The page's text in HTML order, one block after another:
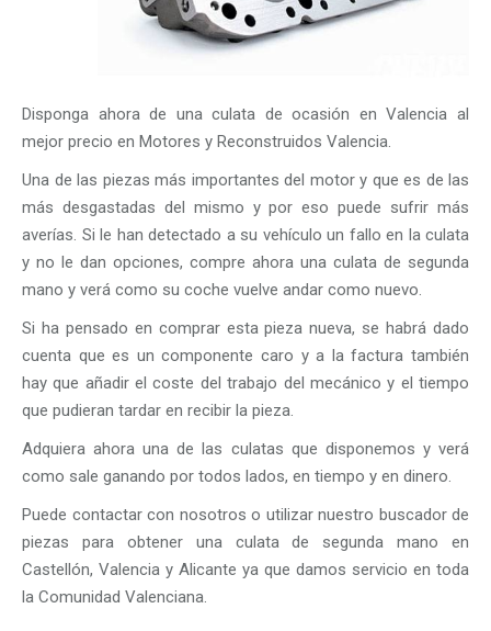
Disponga ahora de una culata de ocasión en Valencia al
mejor precio en Motores y Reconstruidos Valencia.
Una de las piezas más importantes del motor y que es de las
más desgastadas del mismo y por eso puede sufrir más
averías. Si le han detectado a su vehículo un fallo en la culata
y no le dan opciones, compre ahora una culata de segunda
mano y verá como su coche vuelve andar como nuevo.
Si ha pensado en comprar esta pieza nueva, se habrá dado
cuenta que es un componente caro y a la factura también
hay que añadir el coste del trabajo del mecánico y el tiempo
que pudieran tardar en recibir la pieza.
Adquiera ahora una de las culatas que disponemos y verá
como sale ganando por todos lados, en tiempo y en dinero.
Puede contactar con nosotros o utilizar nuestro buscador de
piezas para obtener una culata de segunda mano en
Castellón, Valencia y Alicante ya que damos servicio en toda
la Comunidad Valenciana.